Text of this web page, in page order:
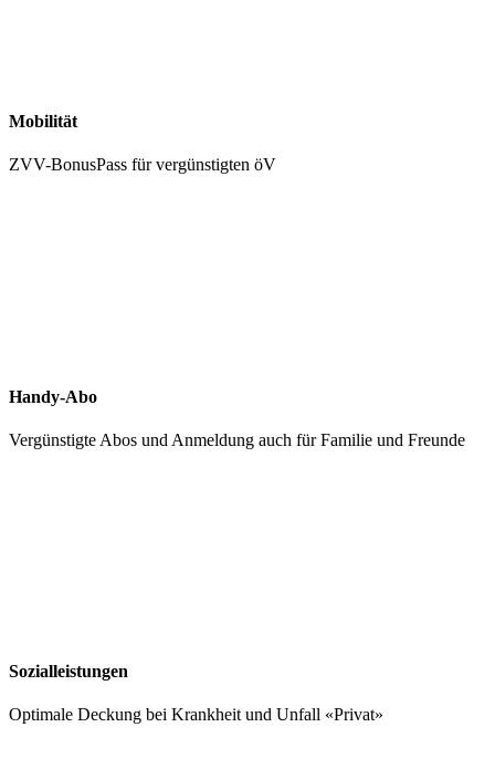
Mobilität
ZVV-BonusPass für vergünstigten öV
Handy-Abo
Vergünstigte Abos und Anmeldung auch für Familie und Freunde
Sozialleistungen
Optimale Deckung bei Krankheit und Unfall «Privat»